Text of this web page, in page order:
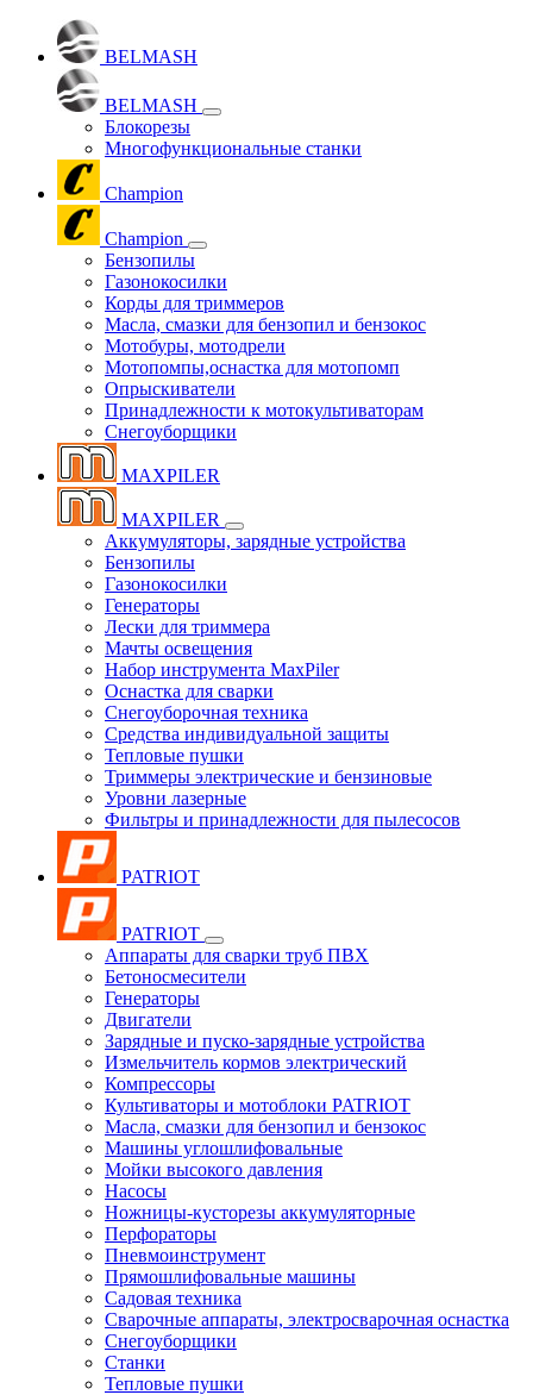
BELMASH
BELMASH
Блокорезы
Многофункциональные станки
Champion
Champion
Бензопилы
Газонокосилки
Корды для триммеров
Масла, смазки для бензопил и бензокос
Мотобуры, мотодрели
Мотопомпы,оснастка для мотопомп
Опрыскиватели
Принадлежности к мотокультиваторам
Снегоуборщики
MAXPILER
MAXPILER
Аккумуляторы, зарядные устройства
Бензопилы
Газонокосилки
Генераторы
Лески для триммера
Мачты освещения
Набор инструмента MaxPiler
Оснастка для сварки
Снегоуборочная техника
Средства индивидуальной защиты
Тепловые пушки
Триммеры электрические и бензиновые
Уровни лазерные
Фильтры и принадлежности для пылесосов
PATRIOT
PATRIOT
Аппараты для сварки труб ПВХ
Бетоносмесители
Генераторы
Двигатели
Зарядные и пуско-зарядные устройства
Измельчитель кормов электрический
Компрессоры
Культиваторы и мотоблоки PATRIOT
Масла, смазки для бензопил и бензокос
Машины углошлифовальные
Мойки высокого давления
Насосы
Ножницы-кусторезы аккумуляторные
Перфораторы
Пневмоинструмент
Прямошлифовальные машины
Садовая техника
Сварочные аппараты, электросварочная оснастка
Снегоуборщики
Станки
Тепловые пушки